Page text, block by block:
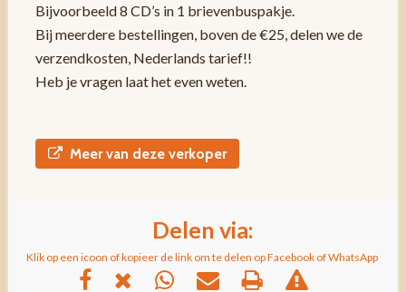
Bijvoorbeeld 8 CD’s in 1 brievenbuspakje.
Bij meerdere bestellingen, boven de €25, delen we de
verzendkosten, Nederlands tarief!!
Heb je vragen laat het even weten.
Meer van deze verkoper
Delen via:
Klik op een icoon of kopieer de link om te delen op Facebook of WhatsApp